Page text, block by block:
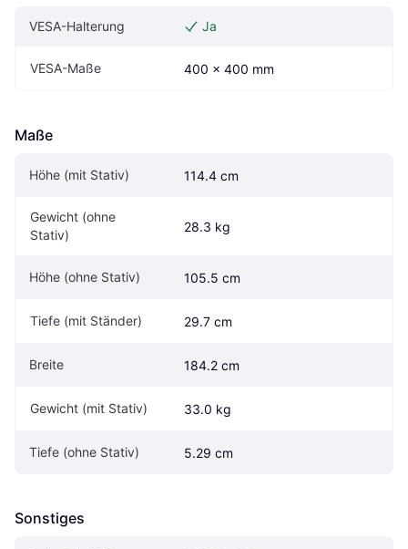
VESA-Halterung Ja
VESA-Maße 400 x 400 mm
Maße
Höhe (mit Stativ) 114.4 cm
Gewicht (ohne
Stativ)
28.3 kg
Höhe (ohne Stativ) 105.5 cm
Tiefe (mit Ständer) 29.7 cm
Breite 184.2 cm
Gewicht (mit Stativ) 33.0 kg
Tiefe (ohne Stativ) 5.29 cm
Sonstiges